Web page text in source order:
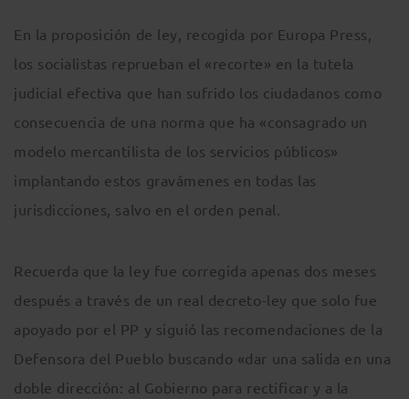
En la proposición de ley, recogida por Europa Press,
los socialistas reprueban el «recorte» en la tutela
judicial efectiva que han sufrido los ciudadanos como
consecuencia de una norma que ha «consagrado un
modelo mercantilista de los servicios públicos»
implantando estos gravámenes en todas las
jurisdicciones, salvo en el orden penal.
Recuerda que la ley fue corregida apenas dos meses
después a través de un real decreto-ley que solo fue
apoyado por el PP y siguió las recomendaciones de la
Defensora del Pueblo buscando «dar una salida en una
doble dirección: al Gobierno para rectificar y a la